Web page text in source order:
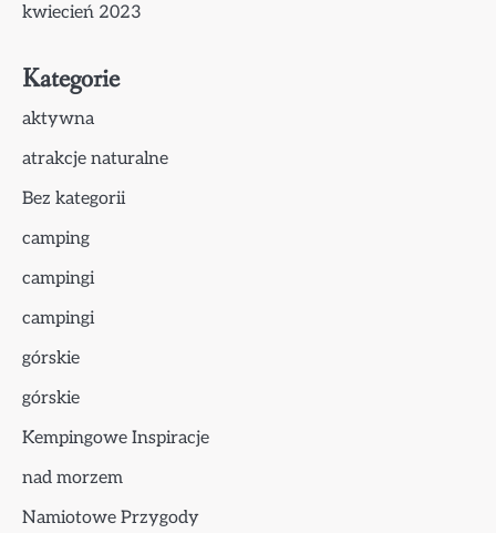
kwiecień 2023
Kategorie
aktywna
atrakcje naturalne
Bez kategorii
camping
campingi
campingi
górskie
górskie
Kempingowe Inspiracje
nad morzem
Namiotowe Przygody